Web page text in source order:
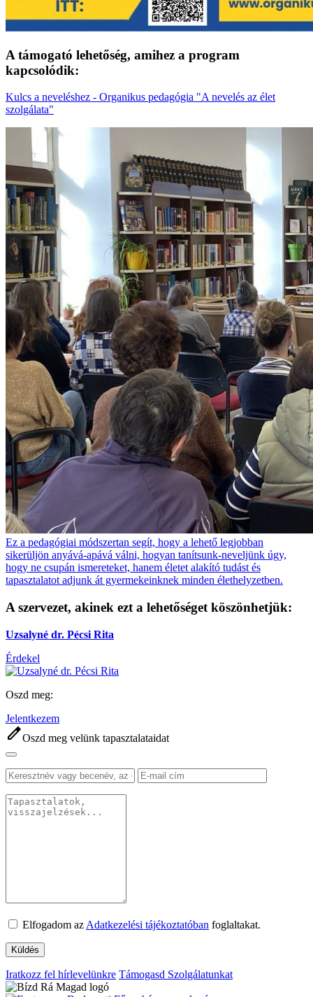
A támogató lehetőség, amihez a program
kapcsolódik:
Kulcs a neveléshez - Organikus pedagógia "A nevelés az élet
szolgálata"
Ez a pedagógiai módszertan segít, hogy a lehető legjobban
sikerüljön anyává-apává válni, hogyan tanítsunk-neveljünk úgy,
hogy ne csupán ismereteket, hanem életet alakító tudást és
tapasztalatot adjunk át gyermekeinknek minden élethelyzetben.
A szervezet, akinek ezt a lehetőséget köszönhetjük:
Uzsalyné dr. Pécsi Rita
Érdekel
Oszd meg:
Jelentkezem
editOszd meg velünk tapasztalataidat
Elfogadom az Adatkezelési tájékoztatóban foglaltakat.
Iratkozz fel hírlevelünkre Támogasd Szolgálatunkat